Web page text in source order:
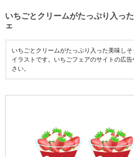
いちごとクリームがたっぷり入っ
ェ
いちごとクリームがたっぷり入った美味し
イラストです。いちごフェアのサイトの広
さい。